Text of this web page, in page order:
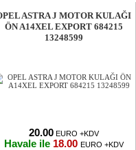
ASTRA J MOTOR KULAĞI
ÖN A14XEL EXPORT 684215
13248599
20.00 EURO +KDV
Havale ile 18.00 EURO +KDV